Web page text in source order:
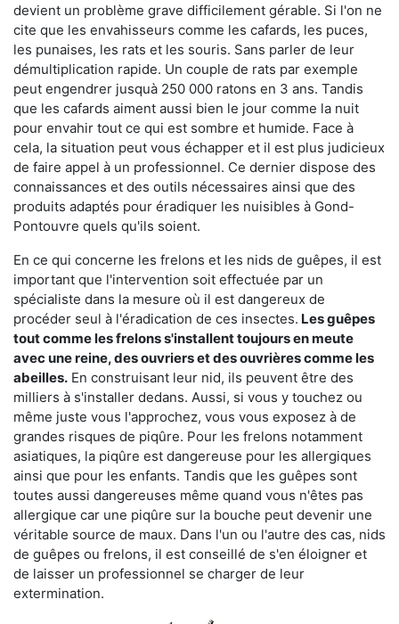
devient un problème grave difficilement gérable. Si l'on ne
cite que les envahisseurs comme les cafards, les puces,
les punaises, les rats et les souris. Sans parler de leur
démultiplication rapide. Un couple de rats par exemple
peut engendrer jusquà 250 000 ratons en 3 ans. Tandis
que les cafards aiment aussi bien le jour comme la nuit
pour envahir tout ce qui est sombre et humide. Face à
cela, la situation peut vous échapper et il est plus judicieux
de faire appel à un professionnel. Ce dernier dispose des
connaissances et des outils nécessaires ainsi que des
produits adaptés pour éradiquer les nuisibles à Gond-
Pontouvre quels qu'ils soient.
En ce qui concerne les frelons et les nids de guêpes, il est
important que l'intervention soit effectuée par un
spécialiste dans la mesure où il est dangereux de
procéder seul à l'éradication de ces insectes. Les guêpes
tout comme les frelons s'installent toujours en meute
avec une reine, des ouvriers et des ouvrières comme les
abeilles. En construisant leur nid, ils peuvent être des
milliers à s'installer dedans. Aussi, si vous y touchez ou
même juste vous l'approchez, vous vous exposez à de
grandes risques de piqûre. Pour les frelons notamment
asiatiques, la piqûre est dangereuse pour les allergiques
ainsi que pour les enfants. Tandis que les guêpes sont
toutes aussi dangereuses même quand vous n'êtes pas
allergique car une piqûre sur la bouche peut devenir une
véritable source de maux. Dans l'un ou l'autre des cas, nids
de guêpes ou frelons, il est conseillé de s'en éloigner et
de laisser un professionnel se charger de leur
extermination.